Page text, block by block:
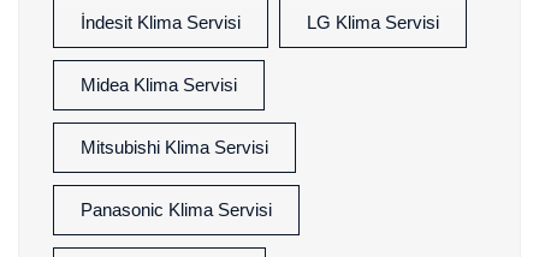
İndesit Klima Servisi LG Klima Servisi
Midea Klima Servisi
Mitsubishi Klima Servisi
Panasonic Klima Servisi